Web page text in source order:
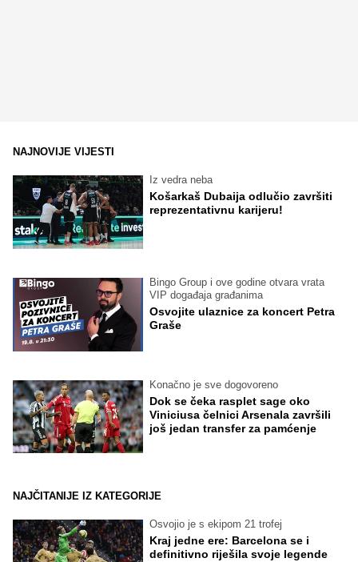
NAJNOVIJE VIJESTI
Iz vedra neba
Košarkaš Dubaija odlučio završiti
reprezentativnu karijeru!
Bingo Group i ove godine otvara vrata
VIP događaja građanima
Osvojite ulaznice za koncert Petra
Graše
Konačno je sve dogovoreno
Dok se čeka rasplet sage oko
Viniciusa čelnici Arsenala završili
još jedan transfer za pamćenje
NAJČITANIJE IZ KATEGORIJE
Osvojio je s ekipom 21 trofej
Kraj jedne ere: Barcelona se i
definitivno riješila svoje legende